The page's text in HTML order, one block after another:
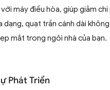
máy điều hòa, giúp giảm
dạng, quạt trần cánh dài
mắt trong ngôi nhà của bạn.
Phát Triển